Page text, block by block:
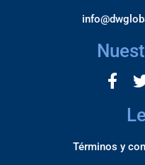
Términos y